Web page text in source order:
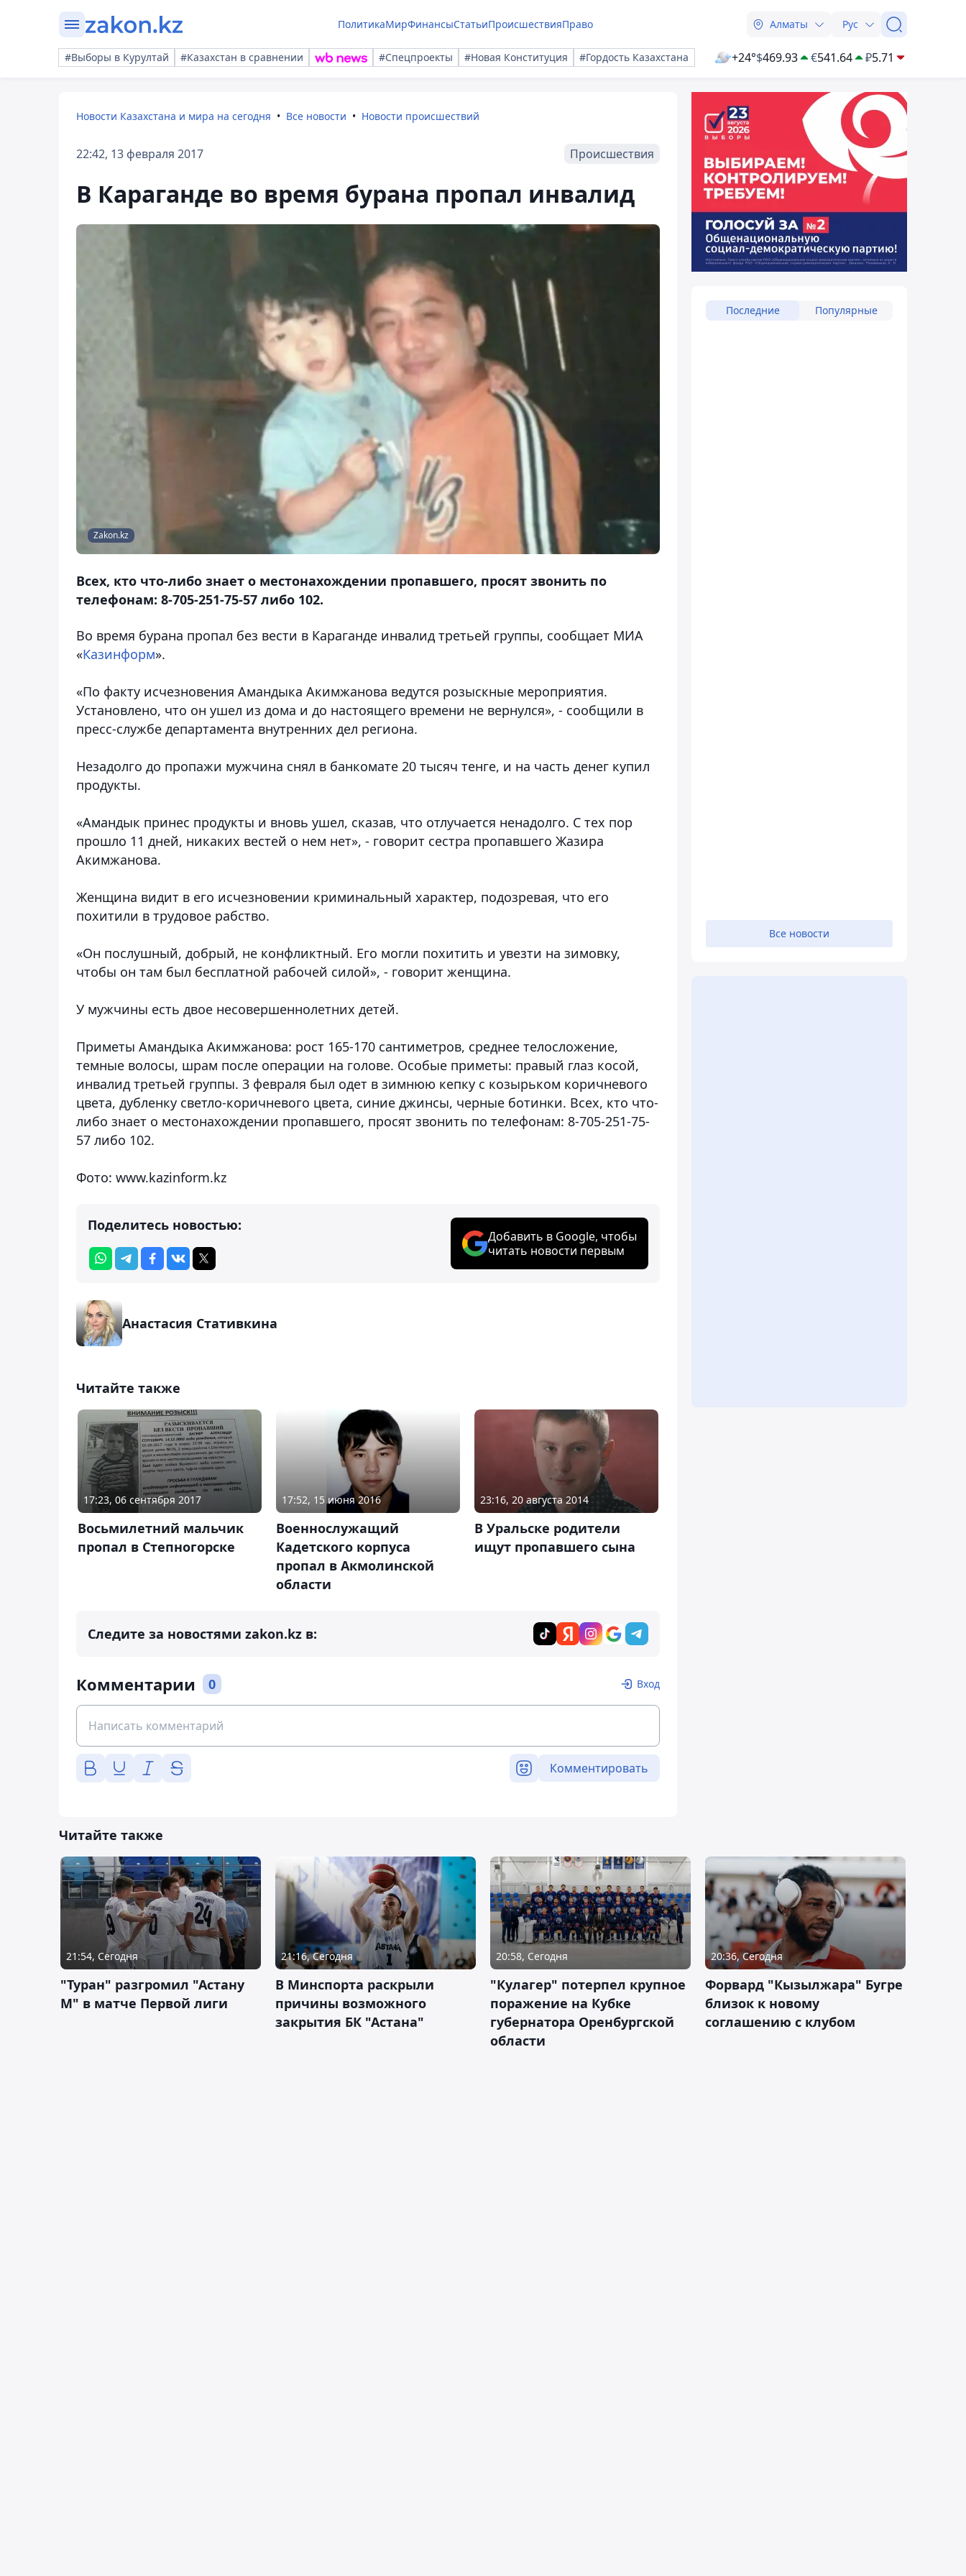
ПолитикаМирФинансыСтатьиПроисшествияПраво Алматы Рус
#Выборы в Курултай #Казахстан в сравнении #Спецпроекты #Новая Конституция #Гордость Казахстана +24°$469.93 €541.64 ₽5.71
Новости Казахстана и мира на сегодня Все новости Новости происшествий
22:42, 13 февраля 2017 Происшествия
В Караганде во время бурана пропал инвалид
Zakon.kz
Всех, кто что-либо знает о местонахождении пропавшего, просят звонить по
телефонам: 8-705-251-75-57 либо 102.
Во время бурана пропал без вести в Караганде инвалид третьей группы, сообщает МИА
«Казинформ».
«По факту исчезновения Амандыка Акимжанова ведутся розыскные мероприятия.
Установлено, что он ушел из дома и до настоящего времени не вернулся», - сообщили в
пресс-службе департамента внутренних дел региона.
Незадолго до пропажи мужчина снял в банкомате 20 тысяч тенге, и на часть денег купил
продукты.
«Амандык принес продукты и вновь ушел, сказав, что отлучается ненадолго. С тех пор
прошло 11 дней, никаких вестей о нем нет», - говорит сестра пропавшего Жазира
Акимжанова.
Женщина видит в его исчезновении криминальный характер, подозревая, что его
похитили в трудовое рабство.
«Он послушный, добрый, не конфликтный. Его могли похитить и увезти на зимовку,
чтобы он там был бесплатной рабочей силой», - говорит женщина.
У мужчины есть двое несовершеннолетних детей.
Приметы Амандыка Акимжанова: рост 165-170 сантиметров, среднее телосложение,
темные волосы, шрам после операции на голове. Особые приметы: правый глаз косой,
инвалид третьей группы. 3 февраля был одет в зимнюю кепку с козырьком коричневого
цвета, дубленку светло-коричневого цвета, синие джинсы, черные ботинки. Всех, кто что-
либо знает о местонахождении пропавшего, просят звонить по телефонам: 8-705-251-75-
57 либо 102.
Фото: www.kazinform.kz
Поделитесь новостью:
Добавить в Google, чтобы
читать новости первым
Анастасия Стативкина
Читайте также
17:23, 06 сентября 2017
Восьмилетний мальчик
пропал в Степногорске
17:52, 15 июня 2016
Военнослужащий
Кадетского корпуса
пропал в Акмолинской
области
23:16, 20 августа 2014
В Уральске родители
ищут пропавшего сына
Следите за новостями zakon.kz в:
Комментарии 0 Вход
Комментировать
Последние Популярные
Все новости
Читайте также
21:54, Сегодня
"Туран" разгромил "Астану
М" в матче Первой лиги
21:16, Сегодня
В Минспорта раскрыли
причины возможного
закрытия БК "Астана"
20:58, Сегодня
"Кулагер" потерпел крупное
поражение на Кубке
губернатора Оренбургской
области
20:36, Сегодня
Форвард "Кызылжара" Бугре
близок к новому
соглашению с клубом